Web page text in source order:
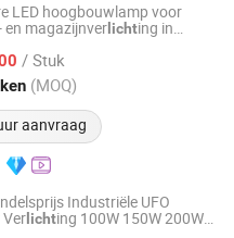
LED hoogbouwlamp voor
en magazijnver lichting in
/ Stuk
(MOQ)
aanvraag
Co., Ltd.
2026
Industriële UFO
lichting 100W 150W 200W